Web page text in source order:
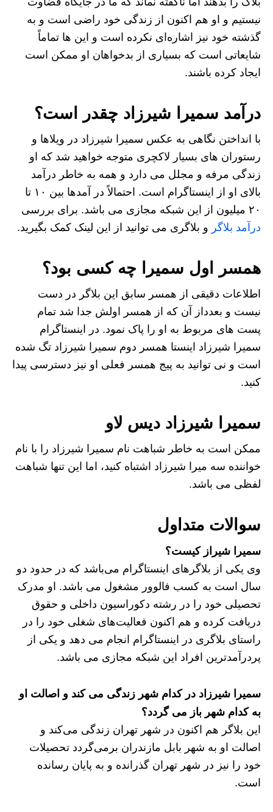
نیستیم و او هم اکنون از زندگی خود راضی است و به
گذشته خود نیز اشاره‌ای نکرده است و این ها تماماً
شایعاتی است که بسیاری از بدخواهان او ممکن است
ایجاد کرده باشند.
درآمد سمیرا شیرزاد چقدر است؟
با انداختن نگاهی به عکس سمیرا شیرزاد در ویلاها و
رستوران های بسیار لاکچری متوجه خواهید شد که او
زندگی مرفه و مجلل می دارد و همه به خاطر درآمد
بالای او از اینستاگرام است. احتمالاً در آمدها بین ۱۰ تا
۲۰ میلیون از این شبکه مجازی می باشد. برای بررسی
درآمد بلاگر و بلاگری می توانید از این لینک کمک بگیرید.
همسر اول سمیرا چه کسی بود؟
اطلاعات دقیقی از همسر سابق این بلاگر در دست
نیست و بعدداز آن که از همسر اولش جدا شد تمام
پست های مربوط به او را پاک نمود. در اینستاگرام
سمیرا شیرزاد اینستا همسر دوم سمیرا شیرزاد تگ شده
است و نی توانید به پیج همسر فعلی او نیز دسترسی پیدا
کنید.
سمیرا شیرزاد دیس لاو
ممکن است به خاطر شباهت نام سمیرا شیرزاد را با نام
خواننده سه میرا شیرزاد اشتباه کنید، اما این تنها شباهت
لفظی می باشد.
سوالات متداول
سمیرا شیراز کیست؟
وی یکی از بلاگرهای اینستاگرام می‌باشد که در حدود دو
سال است به کسب فالوور مشغول می باشد. او مدرک
تحصیلی خود را در رشته دکوراسیون داخلی و حقوق
دریافت کرده و هم اکنون فعالیت‌های شغلی خود را در
راستای بلاگری در اینستاگرام انجام می دهد و یکی از
پردرآمدترین افراد این شبکه مجازی می باشد.
سمیرا شیرزاد در کدام شهر زندگی می کند و اصالت او
به کدام شهر باز می گردد؟
این بلاگر هم اکنون در شهر تهران زندگی می‌کند و
اصالت او به شهر بابل مازندران برمی‌گردد تحصیلات
خود را نیز در شهر تهران گذرانده و به پایان رسانده
است.